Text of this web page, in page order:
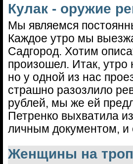
Кулак - оружие
Мы являемся
Каждое утро мы
Садгород. Хотим
произошел. Итак, утро
но у одной из нас
страшно разозлило
рублей, мы же ей
Петренко выхватила
личным документом, и
Женщины на